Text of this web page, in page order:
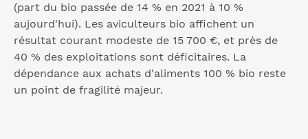
(part du bio passée de 14 % en 2021 à 10 %
aujourd'hui). Les aviculteurs bio affichent un
résultat courant modeste de 15 700 €, et près de
40 % des exploitations sont déficitaires. La
dépendance aux achats d'aliments 100 % bio reste
un point de fragilité majeur.